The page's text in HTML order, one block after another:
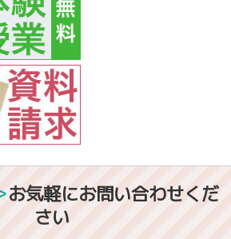
お気軽にお問い合わせくだ
さい